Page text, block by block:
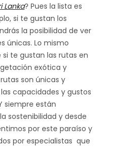
Lanka? Pues la lista es
si te gustan los
la posibilidad de ver
únicas. Lo mismo
te gustan las rutas en
exótica y
son únicas y
capacidades y gustos
siempre están
sostenibilidad y desde
por este paraíso y
por especialistas que